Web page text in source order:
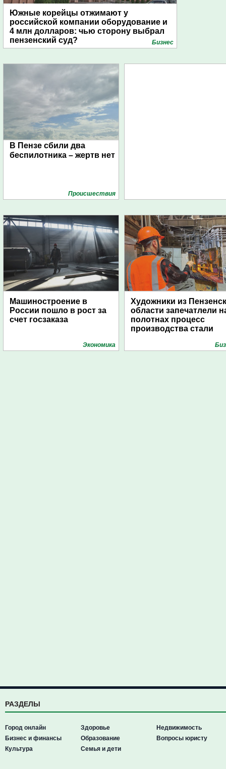
Южные корейцы отжимают у
российской компании оборудование и
4 млн долларов: чью сторону выбрал
пензенский суд?
Бизнес
В Пензе сбили два
беспилотника – жертв нет
Проиcшествия
Машиностроение в
России пошло в рост за
счет госзаказа
Экономика
Художники из
области запечатлели
полотнах процесс
производства стали
РАЗДЕЛЫ
Город онлайн
Бизнес и финансы
Культура
Здоровье
Образование
Семья и дети
Недвижимость
Вопросы юристу